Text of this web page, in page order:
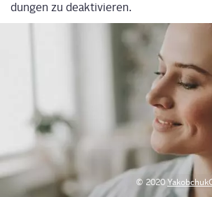
dun­gen zu deak­ti­vie­ren.
© 2020